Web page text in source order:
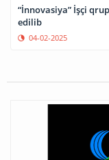
“İnnovasiya” İşçi
edilib
04-02-2025